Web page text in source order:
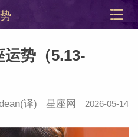
势（5.13-
(译) 星座网 2026-05-14